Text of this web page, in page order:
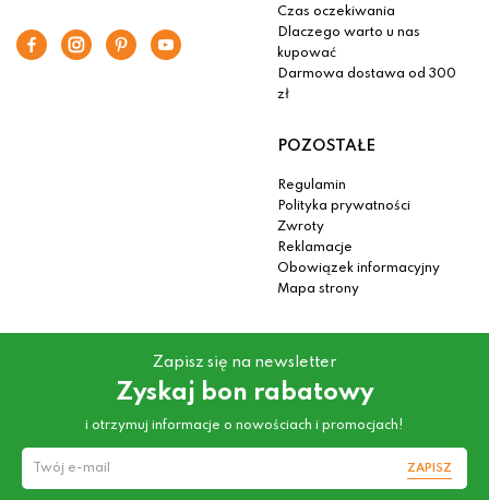
Czas oczekiwania
Dlaczego warto u nas
kupować
Darmowa dostawa od 300
zł
POZOSTAŁE
Regulamin
Polityka prywatności
Zwroty
Reklamacje
Obowiązek informacyjny
Mapa strony
Zapisz się na newsletter
Zyskaj bon rabatowy
i otrzymuj informacje o nowościach i promocjach!
ZAPISZ